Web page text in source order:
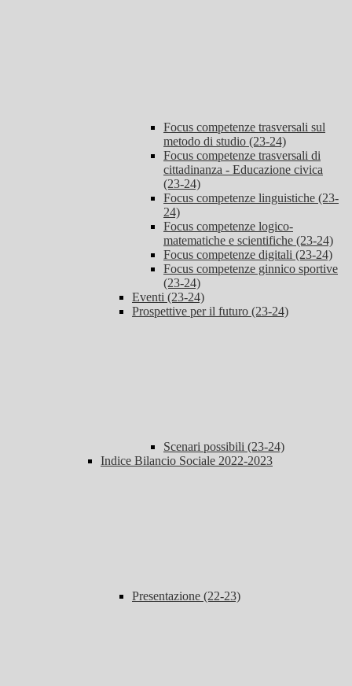
Focus competenze trasversali sul
metodo di studio (23-24)
Focus competenze trasversali di
cittadinanza - Educazione civica
(23-24)
Focus competenze linguistiche (23-
24)
Focus competenze logico-
matematiche e scientifiche (23-24)
Focus competenze digitali (23-24)
Focus competenze ginnico sportive
(23-24)
Eventi (23-24)
Prospettive per il futuro (23-24)
Scenari possibili (23-24)
Indice Bilancio Sociale 2022-2023
Presentazione (22-23)